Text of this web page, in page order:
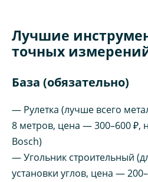
Лучшие
точных
База (обязательно)
— Рулетка (лучше всего
8 метров, цена — 300–600 ₽,
Bosch)
— Угольник строительный
установки углов, цена —